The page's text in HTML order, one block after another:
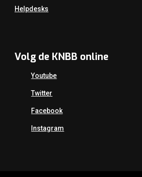
Helpdesks
Volg de KNBB online
Youtube
Twitter
Facebook
Instagram